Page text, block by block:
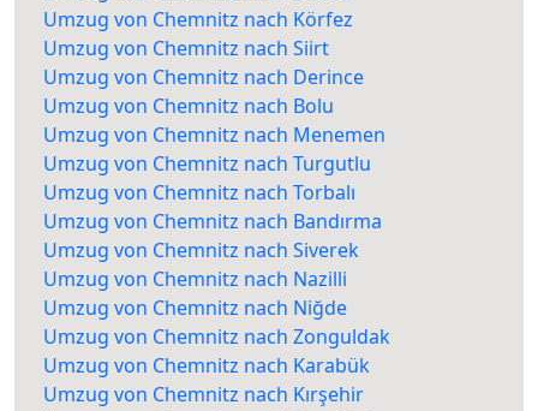
Umzug von Chemnitz nach Körfez
Umzug von Chemnitz nach Siirt
Umzug von Chemnitz nach Derince
Umzug von Chemnitz nach Bolu
Umzug von Chemnitz nach Menemen
Umzug von Chemnitz nach Turgutlu
Umzug von Chemnitz nach Torbalı
Umzug von Chemnitz nach Bandırma
Umzug von Chemnitz nach Siverek
Umzug von Chemnitz nach Nazilli
Umzug von Chemnitz nach Niğde
Umzug von Chemnitz nach Zonguldak
Umzug von Chemnitz nach Karabük
Umzug von Chemnitz nach Kırşehir